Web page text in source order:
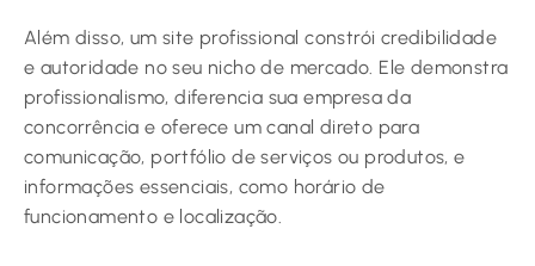
Além disso, um site profissional constrói credibilidade
e autoridade no seu nicho de mercado. Ele demonstra
profissionalismo, diferencia sua empresa da
concorrência e oferece um canal direto para
comunicação, portfólio de serviços ou produtos, e
informações essenciais, como horário de
funcionamento e localização.